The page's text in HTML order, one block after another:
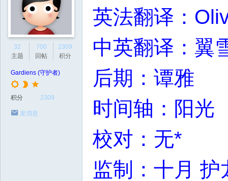
32
主题
700
回帖
2309
积分
Gardiens (守护者)
积分 2309
发消息
英法翻译：
中英翻译：翼
后期：谭雅
时间轴：阳光
校对：无*
监制：十月 护